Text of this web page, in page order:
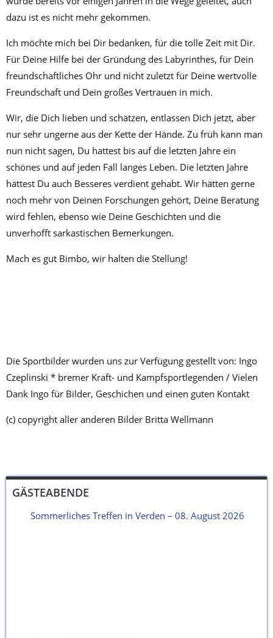
dazu ist es nicht mehr gekommen.
Ich möchte mich bei Dir bedanken, für die tolle Zeit mit Dir.
Für Deine Hilfe bei der Gründung des Labyrinthes, für Dein
freundschaftliches Ohr und nicht zuletzt für Deine wertvolle
Freundschaft und Dein großes Vertrauen in mich.
Wir, die Dich lieben und schätzen, entlassen Dich jetzt, aber
nur sehr ungerne aus der Kette der Hände. Zu früh kann man
nun nicht sagen, Du hattest bis auf die letzten Jahre ein
schönes und auf jeden Fall langes Leben. Die letzten Jahre
hättest Du auch Besseres verdient gehabt. Wir hätten gerne
noch mehr von Deinen Forschungen gehört, Deine Beratung
wird fehlen, ebenso wie Deine Geschichten und die
unverhofft sarkastischen Bemerkungen.
Mach es gut Bimbo, wir halten die Stellung!
Die Sportbilder wurden uns zur Verfügung gestellt von: Ingo
Czeplinski * bremer Kraft- und Kampfsportlegenden / Vielen
Dank Ingo für Bilder, Geschichen und einen guten Kontakt
(c) copyright aller anderen Bilder Britta Wellmann
GÄSTEABENDE
Sommerliches Treffen in Verden – 08. August 2026